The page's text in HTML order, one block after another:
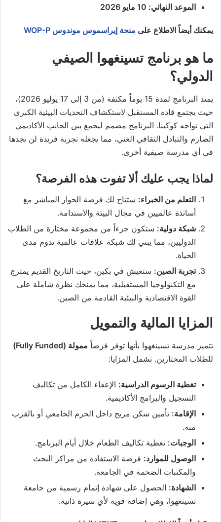
الموعد النهائي: 10 مايو 2026
يمكنك أيضاً الاطلاع على منحة إيراسموس موندوس WOP-P
ما هو برنامج تسينغهوا الصيفي
الدولي؟
يمتد البرنامج لمدة 15 يوماً مكثفة (من 3 إلى 17 يوليو 2026)،
حيث يجتمع قادة المستقبل لاستكشاف التحديات البيئية الكبرى
التي تواجه كوكبنا. البرنامج مصمم ليجمع بين الجانب الأكاديمي
الصارم والتبادل الثقافي الغني، مما يجعله تجربة فريدة لن تجدها
في أي مدرسة صيفية أخرى.
لماذا يجب عليك ألا تفوت هذه الفرصة؟
التعلم من الخبراء: ستتاح لك فرصة الحوار المباشر مع
أساتذة عالميين في مجال البيئة والاستدامة.
شبكة دولية: ستكون جزءاً من مجموعة مختارة من الطلاب
الدوليين، مما يبني لك شبكة علاقات عالمية تدوم مدى
الحياة.
تجربة الصين: ستعيش في بكين، حيث التاريخ القديم يمتزج
مع التكنولوجيا المستقبلية، مما يمنحك نظرة شاملة على
القوة الاقتصادية والبيئية القادمة من الصين.
المزايا المالية والتمويل
تتميز مدرسة تسينغهوا بأنها توفر فرصاً ممولة (Fully Funded)
للطلاب المختارين. تشمل المزايا:
تغطية الرسوم الدراسية: الإعفاء الكامل من تكاليف
التسجيل والبرامج الأكاديمية.
الإقامة: تأمين سكن مريح داخل الحرم الجامعي أو بالقرب
منه.
الوجبات: تغطية تكاليف الطعام خلال أيام البرنامج.
الوصول للموارد: فرصة الاستفادة من مراكز البحث
والمكتبات الضخمة في الجامعة.
الشهادة: الحصول على شهادة إتمام رسمية من جامعة
تسينغهوا، وهي إضافة قوية لأي سيرة ذاتية.